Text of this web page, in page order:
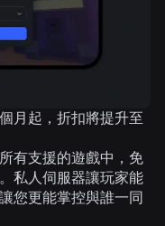
月起，折扣將提升至
有支援的遊戲中，免
私人伺服器讓玩家能
您更能掌控與誰一同